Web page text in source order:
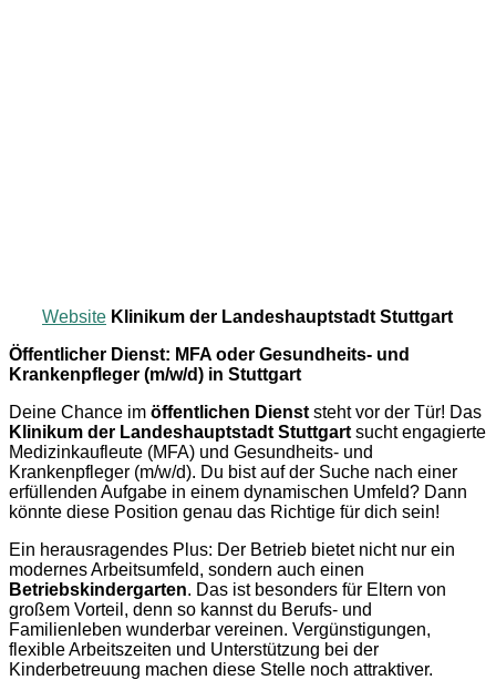
Website Klinikum der Landeshauptstadt Stuttgart
Öffentlicher Dienst: MFA oder Gesundheits- und
Krankenpfleger (m/w/d) in Stuttgart
Deine Chance im öffentlichen Dienst steht vor der Tür! Das
Klinikum der Landeshauptstadt Stuttgart sucht engagierte
Medizinkaufleute (MFA) und Gesundheits- und
Krankenpfleger (m/w/d). Du bist auf der Suche nach einer
erfüllenden Aufgabe in einem dynamischen Umfeld? Dann
könnte diese Position genau das Richtige für dich sein!
Ein herausragendes Plus: Der Betrieb bietet nicht nur ein
modernes Arbeitsumfeld, sondern auch einen
Betriebskindergarten. Das ist besonders für Eltern von
großem Vorteil, denn so kannst du Berufs- und
Familienleben wunderbar vereinen. Vergünstigungen,
flexible Arbeitszeiten und Unterstützung bei der
Kinderbetreuung machen diese Stelle noch attraktiver.